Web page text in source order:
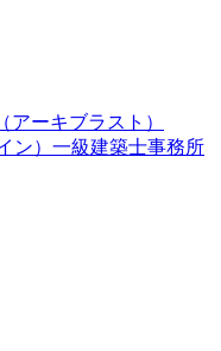
ーキブラスト）
ン）一級建築士事務所